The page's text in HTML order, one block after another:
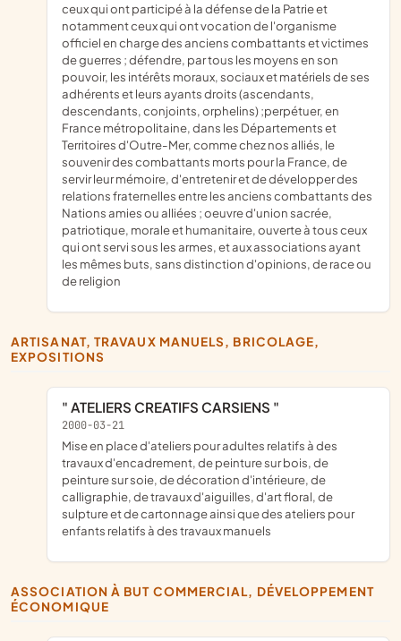
ceux qui ont participé à la défense de la Patrie et
notamment ceux qui ont vocation de l'organisme
officiel en charge des anciens combattants et victimes
de guerres ; défendre, par tous les moyens en son
pouvoir, les intérêts moraux, sociaux et matériels de ses
adhérents et leurs ayants droits (ascendants,
descendants, conjoints, orphelins) ;perpétuer, en
France métropolitaine, dans les Départements et
Territoires d'Outre-Mer, comme chez nos alliés, le
souvenir des combattants morts pour la France, de
servir leur mémoire, d'entretenir et de développer des
relations fraternelles entre les anciens combattants des
Nations amies ou alliées ; oeuvre d'union sacrée,
patriotique, morale et humanitaire, ouverte à tous ceux
qui ont servi sous les armes, et aux associations ayant
les mêmes buts, sans distinction d'opinions, de race ou
de religion
ARTISANAT, TRAVAUX MANUELS, BRICOLAGE,
EXPOSITIONS
" ATELIERS CREATIFS CARSIENS "
2000-03-21
mise en place d'ateliers pour adultes relatifs à des
travaux d'encadrement, de peinture sur bois, de
peinture sur soie, de décoration d'intérieure, de
calligraphie, de travaux d'aiguilles, d'art floral, de
sulpture et de cartonnage ainsi que des ateliers pour
enfants relatifs à des travaux manuels
ASSOCIATION À BUT COMMERCIAL, DÉVELOPPEMENT
ÉCONOMIQUE